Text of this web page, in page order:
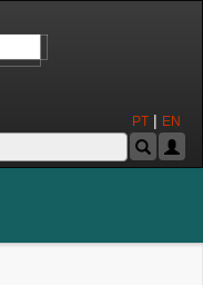
PT | EN